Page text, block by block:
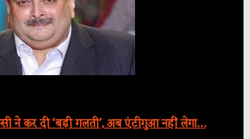
ने कर दी ‘बड़ी गलती’, अब एंटीगुआ नहीं लेगा…